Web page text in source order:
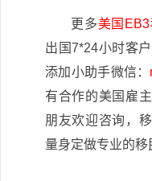
更多美国
出国7*24小时客户
添加小助手微信：
有合作的美国雇
朋友欢迎咨询，
量身定做专业的移